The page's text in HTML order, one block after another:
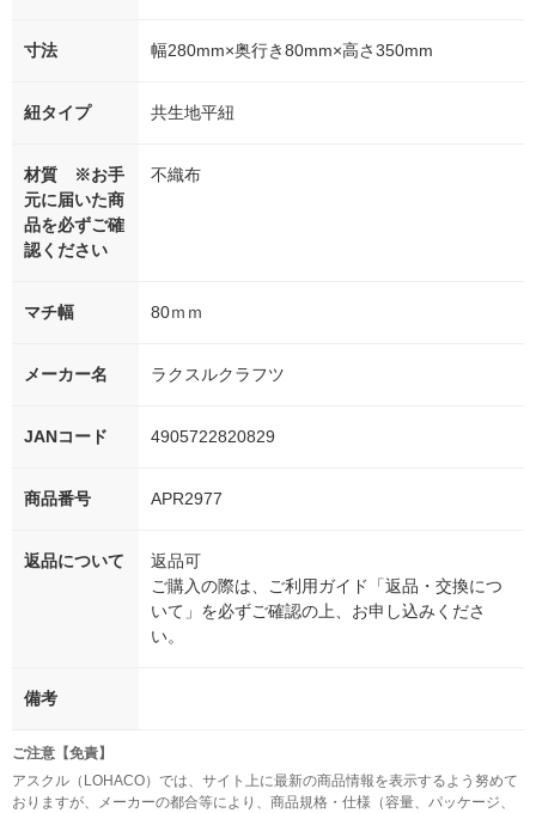
寸法 幅280mm×奥行き80mm×高さ350mm
紐タイプ 共生地平紐
材質 ※お手
元に届いた商
品を必ずご確
認ください
不織布
マチ幅 80ｍｍ
メーカー名 ラクスルクラフツ
JANコード 4905722820829
商品番号 APR2977
返品について
返品可
ご購入の際は、ご利用ガイド「返品・交換につ
いて」を必ずご確認の上、お申し込みくださ
い。
備考
ご注意【免責】
アスクル（LOHACO）では、サイト上に最新の商品情報を表示するよう努めて
おりますが、メーカーの都合等により、商品規格・仕様（容量、パッケージ、